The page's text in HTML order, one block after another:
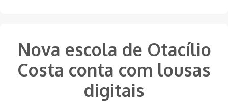
Nova escola de Otacílio
Costa conta com lousas
digitais